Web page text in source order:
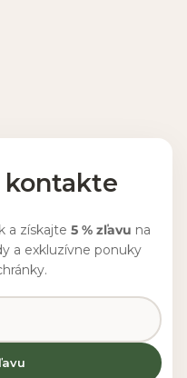
kontakte
a získajte 5 % zľavu na
a exkluzívne ponuky